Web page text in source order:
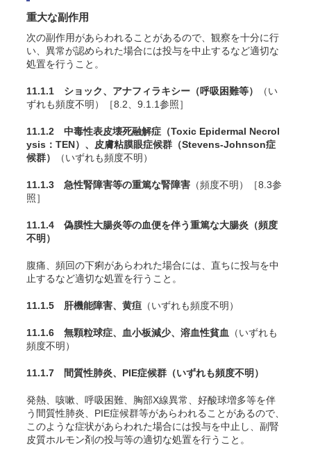
重大な副作用
次の副作用があらわれることがあるので、観察を十分に行
い、異常が認められた場合には投与を中止するなど適切な
処置を行うこと。
11.1.1 ショック、アナフィラキシー（呼吸困難等）
（い
ずれも頻度不明）［8.2、9.1.1参照］
11.1.2 中毒性表皮壊死融解症（Toxic Epidermal Necrol
ysis：TEN）、皮膚粘膜眼症候群（Stevens-Johnson症
候群）
（いずれも頻度不明）
11.1.3 急性腎障害等の重篤な腎障害 （頻度不明）［8.3参
照］
11.1.4 偽膜性大腸炎等の血便を伴う重篤な大腸炎 （頻度
不明）
腹痛、頻回の下痢があらわれた場合には、直ちに投与を中
止するなど適切な処置を行うこと。
11.1.5 肝機能障害、黄疸 （いずれも頻度不明）
11.1.6 無顆粒球症、血小板減少、溶血性貧血
（いずれも
頻度不明）
11.1.7 間質性肺炎、PIE症候群 （いずれも頻度不明）
発熱、咳嗽、呼吸困難、胸部X線異常、好酸球増多等を伴
う間質性肺炎、PIE症候群等があらわれることがあるので、
このような症状があらわれた場合には投与を中止し、副腎
皮質ホルモン剤の投与等の適切な処置を行うこと。